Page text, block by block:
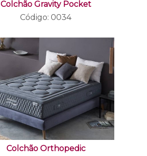
Colchão Gravity Pocket
Código: 0034
Colchão Orthopedic